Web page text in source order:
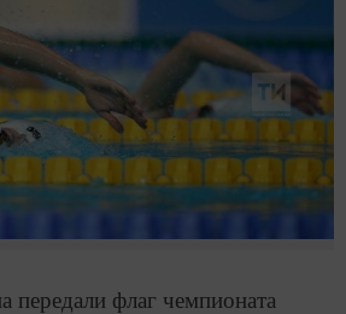
передали флаг чемпионата